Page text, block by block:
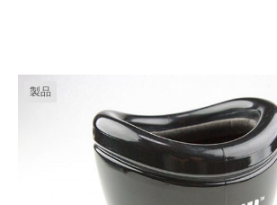
製品